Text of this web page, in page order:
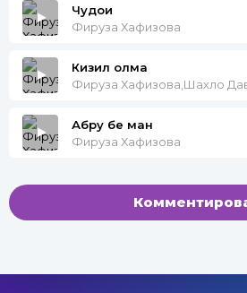
Чудои
Фируза Хафизова
Кизил олма
Фируза Хафизова,Шахло
Абру бе ман
Фируза Хафизова